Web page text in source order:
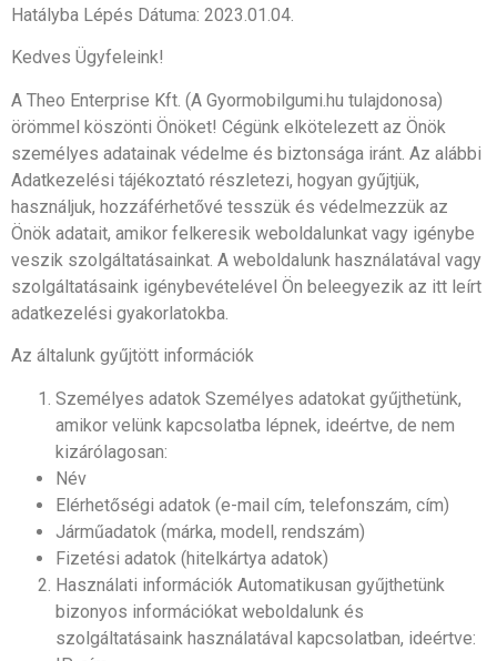
Hatályba Lépés Dátuma: 2023.01.04.
Kedves Ügyfeleink!
A Theo Enterprise Kft. (A Gyormobilgumi.hu tulajdonosa)
örömmel köszönti Önöket! Cégünk elkötelezett az Önök
személyes adatainak védelme és biztonsága iránt. Az alábbi
Adatkezelési tájékoztató részletezi, hogyan gyűjtjük,
használjuk, hozzáférhetővé tesszük és védelmezzük az
Önök adatait, amikor felkeresik weboldalunkat vagy igénybe
veszik szolgáltatásainkat. A weboldalunk használatával vagy
szolgáltatásaink igénybevételével Ön beleegyezik az itt leírt
adatkezelési gyakorlatokba.
Az általunk gyűjtött információk
Személyes adatok Személyes adatokat gyűjthetünk,
amikor velünk kapcsolatba lépnek, ideértve, de nem
kizárólagosan:
Név
Elérhetőségi adatok (e-mail cím, telefonszám, cím)
Járműadatok (márka, modell, rendszám)
Fizetési adatok (hitelkártya adatok)
Használati információk Automatikusan gyűjthetünk
bizonyos információkat weboldalunk és
szolgáltatásaink használatával kapcsolatban, ideértve: